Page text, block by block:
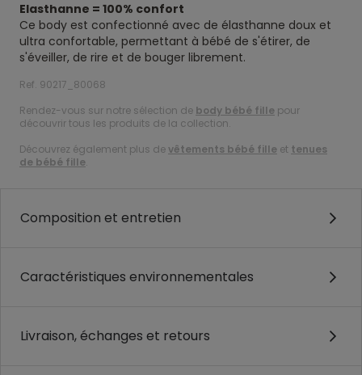
Elasthanne = 100% confort
Ce body est confectionné avec de élasthanne doux et
ultra confortable, permettant à bébé de s'étirer, de
s'éveiller, de rire et de bouger librement.
Ref. 90217_80068
Rendez-vous sur notre sélection de body bébé fille pour
découvrir tous les produits de la collection.
Découvrez également plus devêtements bébé fille et tenues
de bébé fille.
Composition et entretien
Caractéristiques environnementales
Livraison, échanges et retours